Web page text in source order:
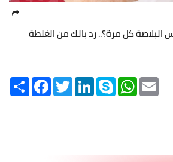
كل مرة؟.. رد بالك من الغلطة
Share FacebookTwitterLinkedInSkype WhatsApp